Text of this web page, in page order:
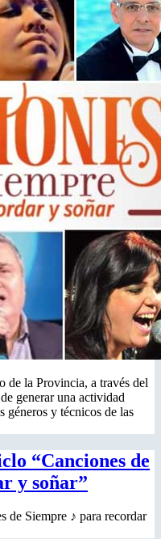
de la Provincia, a través del
generar una actividad
géneros y técnicos de las
“Canciones de
y soñar”
de Siempre ♪ para recordar